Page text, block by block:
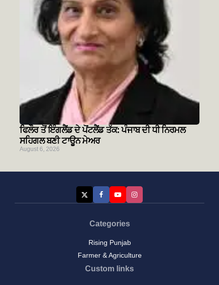
ਫਿਲੌਰ ਤੋਂ ਇੰਗਲੈਂਡ ਦੇ ਪੋਂਟਲੈਂਡ ਤੱਕ: ਪੰਜਾਬ ਦੀ ਧੀ ਨਿਰਮਲ
ਸਹਿਗਲ ਬਣੀ ਟਾਊਨ ਮੇਅਰ
August 6, 2026
Categories
Rising Punjab
Farmer & Agriculture
Custom links